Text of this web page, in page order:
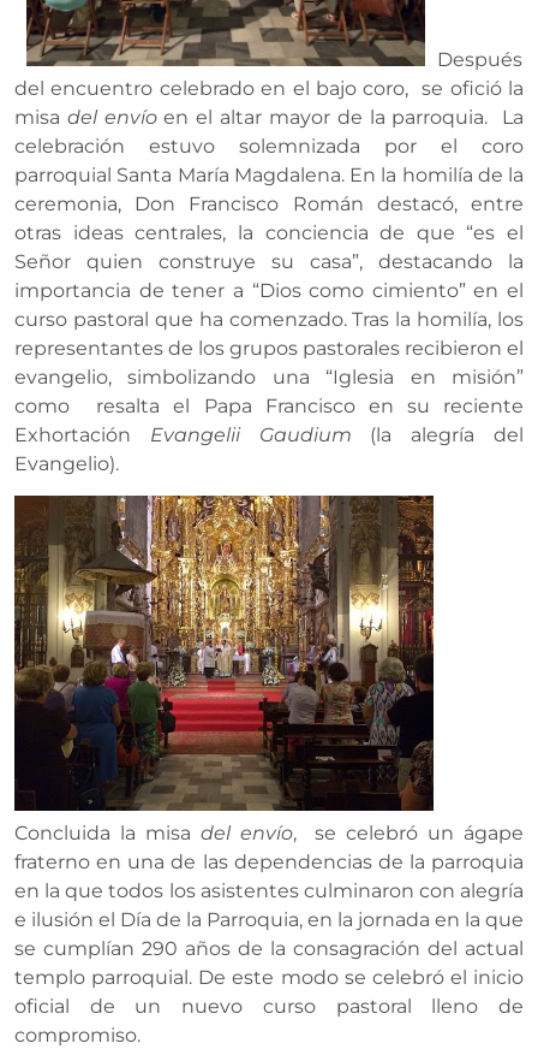
Después
del encuentro celebrado en el bajo coro, se ofició la
misa del envíoen el altar mayor de la parroquia. La
celebración estuvo solemnizada por el coro
parroquial Santa María Magdalena. En la homilía de la
ceremonia, Don Francisco Román destacó, entre
otras ideas centrales, la conciencia de que “es el
Señor quien construye su casa”, destacando la
importancia de tener a “Dios como cimiento” en el
curso pastoral que ha comenzado. Tras la homilía, los
representantes de los grupos pastorales recibieron el
evangelio, simbolizando una “Iglesia en misión”
como resalta el Papa Francisco en su reciente
Exhortación Evangelii Gaudium (la alegría del
Evangelio).
Concluida la misa del envío, se celebró un ágape
fraterno en una de las dependencias de la parroquia
en la que todos los asistentes culminaron con alegría
e ilusión el Día de la Parroquia, en la jornada en la que
se cumplían 290 años de la consagración del actual
templo parroquial. De este modo se celebró el inicio
oficial de un nuevo curso pastoral lleno de
compromiso.